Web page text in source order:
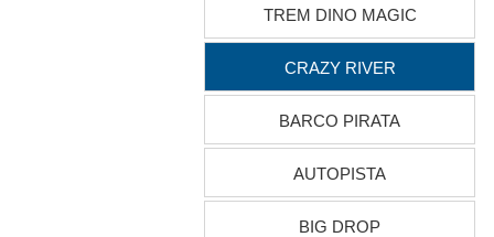
TREM DINO MAGIC
CRAZY RIVER
BARCO PIRATA
AUTOPISTA
BIG DROP